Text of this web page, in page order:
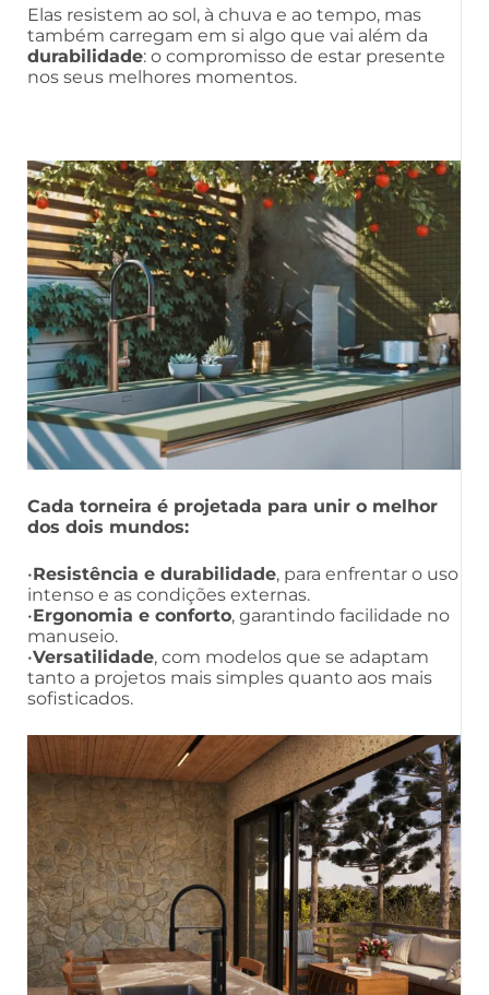
Elas resistem ao sol, à chuva e ao tempo, mas
também carregam em si algo que vai além da
durabilidade: o compromisso de estar presente
nos seus melhores momentos.
Cada torneira é projetada para unir o melhor
dos dois mundos:
•Resistência e durabilidade, para enfrentar o uso
intenso e as condições externas.
•Ergonomia e conforto, garantindo facilidade no
manuseio.
•Versatilidade, com modelos que se adaptam
tanto a projetos mais simples quanto aos mais
sofisticados.